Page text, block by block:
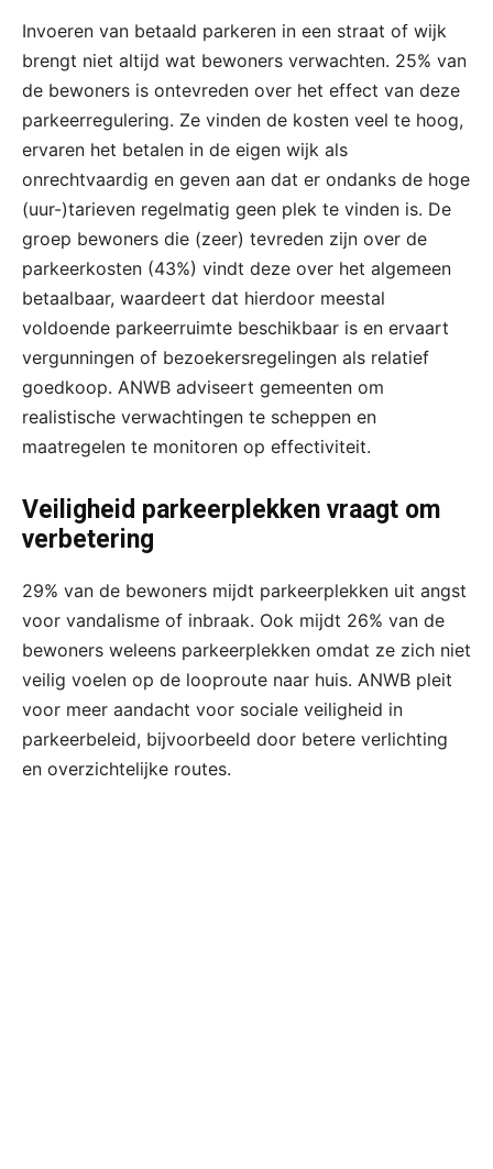
Invoeren van betaald parkeren in een straat of wijk
brengt niet altijd wat bewoners verwachten. 25% van
de bewoners is ontevreden over het effect van deze
parkeerregulering. Ze vinden de kosten veel te hoog,
ervaren het betalen in de eigen wijk als
onrechtvaardig en geven aan dat er ondanks de hoge
(uur-)tarieven regelmatig geen plek te vinden is. De
groep bewoners die (zeer) tevreden zijn over de
parkeerkosten (43%) vindt deze over het algemeen
betaalbaar, waardeert dat hierdoor meestal
voldoende parkeerruimte beschikbaar is en ervaart
vergunningen of bezoekersregelingen als relatief
goedkoop. ANWB adviseert gemeenten om
realistische verwachtingen te scheppen en
maatregelen te monitoren op effectiviteit.
Veiligheid parkeerplekken vraagt om
verbetering
29% van de bewoners mijdt parkeerplekken uit angst
voor vandalisme of inbraak. Ook mijdt 26% van de
bewoners weleens parkeerplekken omdat ze zich niet
veilig voelen op de looproute naar huis. ANWB pleit
voor meer aandacht voor sociale veiligheid in
parkeerbeleid, bijvoorbeeld door betere verlichting
en overzichtelijke routes.